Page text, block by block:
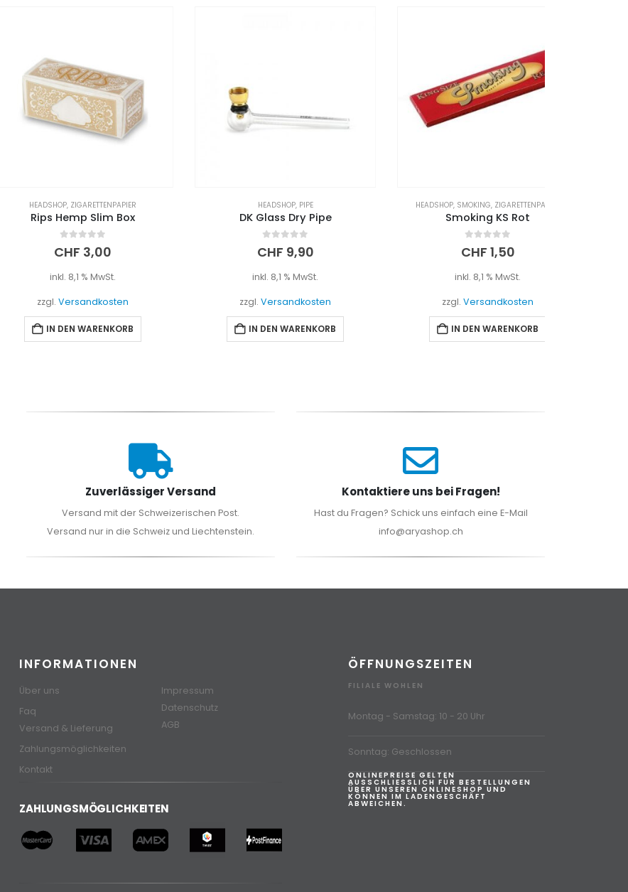
HEADSHOP,ZIGARETTENPAPIER
Rips Hemp Slim Box
3,00
inkl. 8,1 % MwSt.
Versandkosten
IN DEN WARENKORB
HEADSHOP,PIPE
DK Glass Dry Pipe
9,90
inkl. 8,1 % MwSt.
Versandkosten
IN DEN WARENKORB
HEADSHOP,SMOKING ,ZIGARETTENPAPIER
Smoking KS Rot
1,50
inkl. 8,1 % MwSt.
Versandkosten
IN DEN WARENKORB
Zuverlässiger Versand
Versand mit der Schweizerischen Post.
Versand nur in die Schweiz und Liechtenstein.
Kontaktiere uns bei Fragen!
Hast du Fragen? Schick uns einfach eine E-Mail
info@aryashop.ch
INFORMATIONEN
Über uns
Faq
Versand & Lieferung
Zahlungsmöglichkeiten
Kontakt
Impressum
Datenschutz
AGB
ZAHLUNGSMÖGLICHKEITEN
ÖFFNUNGSZEITEN
FILIALE WOHLEN
Montag - Samstag: 10 - 20 Uhr
Sonntag: Geschlossen
ONLINEPREISE GELTEN
AUSSCHLIESSLICH FÜR BESTELLUNGEN
ÜBER UNSEREN ONLINESHOP UND
KÖNNEN IM LADENGESCHÄFT
ABWEICHEN.